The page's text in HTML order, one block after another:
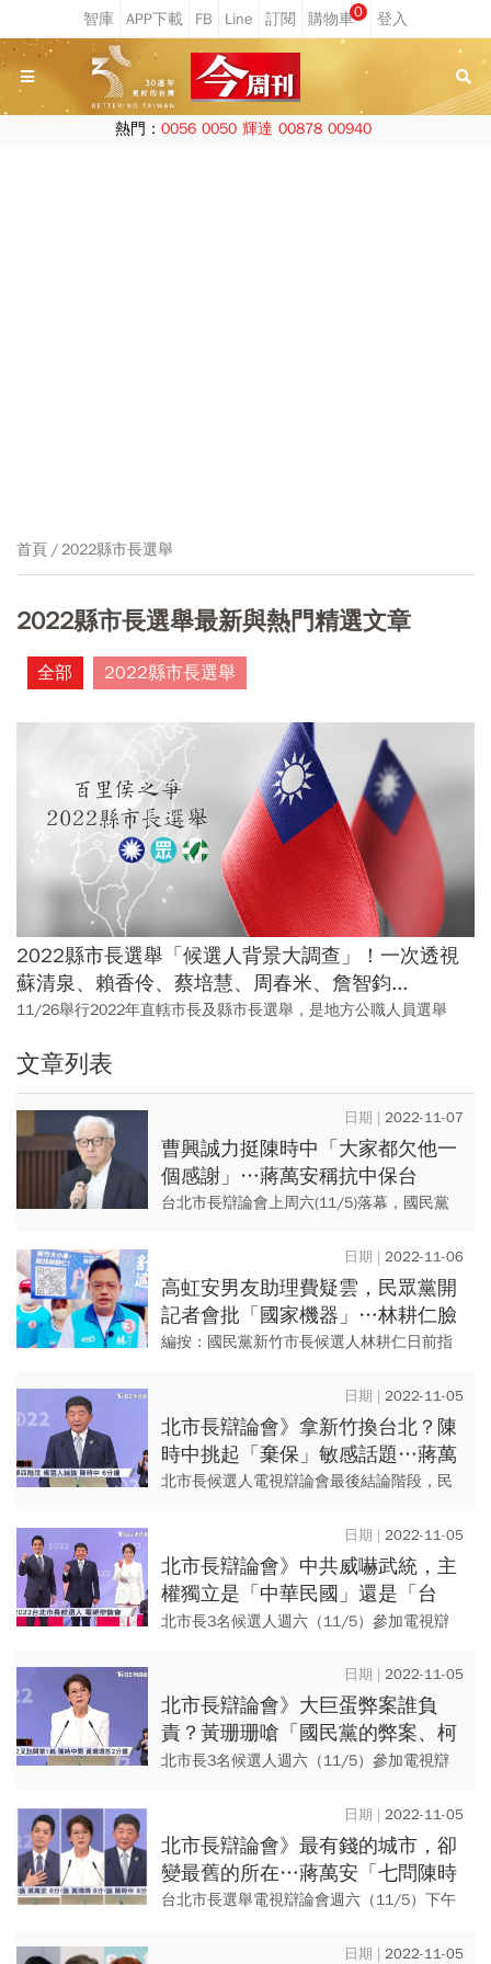
0
熱門： 0056 0050 輝達 00878 00940
首頁 2022縣市長選舉
2022縣市長選舉最新與熱門精選文章
全部 2022縣市長選舉
2022縣市長選舉「候選人背景大調查」！一次透視
蘇清泉、賴香伶、蔡培慧、周春米、詹智鈞...
11/26舉行2022年直轄市長及縣市長選舉，是地方公職人員選舉
治法施行以來第8屆直轄市市長選舉、地方自治實施以來的第19屆縣
選民能夠更為了解每位候選人的背景、經歷與想法。
文章列表
2022-11-07
曹興誠力挺陳時中「大家都欠他一
個感謝」…蔣萬安稱抗中保台
DNA「你爸去習家宴算啥DNA」
台北市長辯論會上周六(11/5)落幕，國民黨
中保台DNA」、並批綠營「綠共一家親」。
聯電創辦人...
2022-11-06
高虹安男友助理費疑雲，民眾黨開
記者會批「國家機器」…林耕仁臉
書寫千字文反擊
編按：國民黨新竹市長候選人林耕仁日前指
擔任立法院公費助理，涉嫌詐領助理費，民
眾黨立法院黨團週日（11/...
2022-11-05
北市長辯論會》拿新竹換台北？陳
時中挑起「棄保」敏感話題…蔣萬
安黃珊珊接招這樣答
北市長候選人電視辯論會最後結論階段，民
近1000天感想，疫情已看到結束的曙光，並
藉機回應自己並無阻攔疫...
2022-11-05
北市長辯論會》中共威嚇武統，主
權獨立是「中華民國」還是「台
灣」？3個人這樣說自己的DNA…
北市長3名候選人週六（11/5）參加電視辯
統一？」若答案是否定的，有什麼具體策略
與做法？面對中國軍事恫...
2022-11-05
北市長辯論會》大巨蛋弊案誰負
責？黃珊珊嗆「國民黨的弊案、柯
文哲來善後」
北市長3名候選人週六（11/5）參加電視辯
時中先提問。陳時中問，大巨蛋案經過馬英
九、郝龍斌、柯文哲共1...
2022-11-05
北市長辯論會》最有錢的城市，卻
變最舊的所在…蔣萬安「七問陳時
中」：不要讓全民困在大黑箱中
台北市長選舉電視辯論會週六（11/5）下午
候選人蔣萬安，以及無黨籍候選人黃珊珊3位
2022-11-05